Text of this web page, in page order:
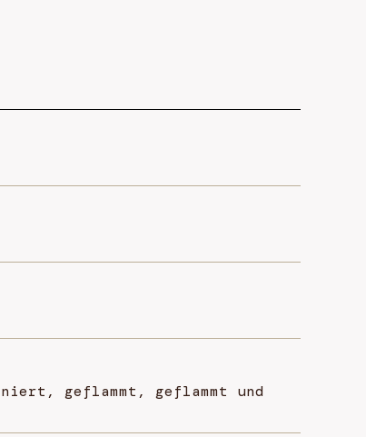
geflammt, geflammt und